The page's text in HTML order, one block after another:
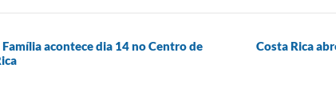
acontece dia 14 no Centro de
Costa Rica